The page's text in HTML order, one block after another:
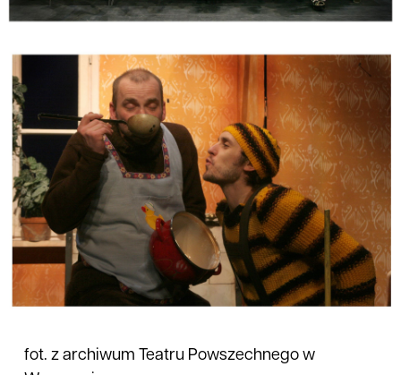
fot. z archiwum Teatru Powszechnego w